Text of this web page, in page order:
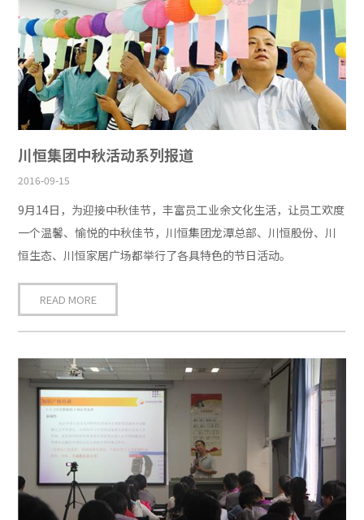
川恒集团中秋活动系列报道
2016-09-15
9月14日，为迎接中秋佳节，丰富员工业余文化生活，让员工欢度
一个温馨、愉悦的中秋佳节，川恒集团龙潭总部、川恒股份、川
恒生态、川恒家居广场都举行了各具特色的节日活动。
READ MORE